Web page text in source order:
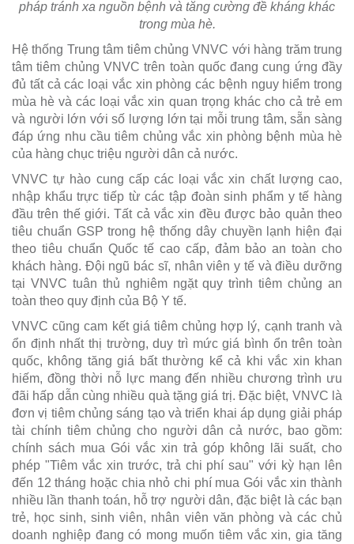
pháp tránh xa nguồn bệnh và tăng cường đề kháng khác
trong mùa hè.
Hệ thống Trung tâm tiêm chủng VNVC với hàng trăm trung
tâm tiêm chủng VNVC trên toàn quốc đang cung ứng đầy
đủ tất cả các loại vắc xin phòng các bệnh nguy hiểm trong
mùa hè và các loại vắc xin quan trọng khác cho cả trẻ em
và người lớn với số lượng lớn tại mỗi trung tâm, sẵn sàng
đáp ứng nhu cầu tiêm chủng vắc xin phòng bệnh mùa hè
của hàng chục triệu người dân cả nước.
VNVC tự hào cung cấp các loại vắc xin chất lượng cao,
nhập khẩu trực tiếp từ các tập đoàn sinh phẩm y tế hàng
đầu trên thế giới. Tất cả vắc xin đều được bảo quản theo
tiêu chuẩn GSP trong hệ thống dây chuyền lạnh hiện đại
theo tiêu chuẩn Quốc tế cao cấp, đảm bảo an toàn cho
khách hàng. Đội ngũ bác sĩ, nhân viên y tế và điều dưỡng
tại VNVC tuân thủ nghiêm ngặt quy trình tiêm chủng an
toàn theo quy định của Bộ Y tế.
VNVC cũng cam kết giá tiêm chủng hợp lý, cạnh tranh và
ổn định nhất thị trường, duy trì mức giá bình ổn trên toàn
quốc, không tăng giá bất thường kể cả khi vắc xin khan
hiếm, đồng thời nỗ lực mang đến nhiều chương trình ưu
đãi hấp dẫn cùng nhiều quà tặng giá trị. Đặc biệt, VNVC là
đơn vị tiêm chủng sáng tạo và triển khai áp dụng giải pháp
tài chính tiêm chủng cho người dân cả nước, bao gồm:
chính sách mua Gói vắc xin trả góp không lãi suất, cho
phép "Tiêm vắc xin trước, trả chi phí sau" với kỳ hạn lên
đến 12 tháng hoặc chia nhỏ chi phí mua Gói vắc xin thành
nhiều lần thanh toán, hỗ trợ người dân, đặc biệt là các bạn
trẻ, học sinh, sinh viên, nhân viên văn phòng và các chủ
doanh nghiệp đang có mong muốn tiêm vắc xin, gia tăng